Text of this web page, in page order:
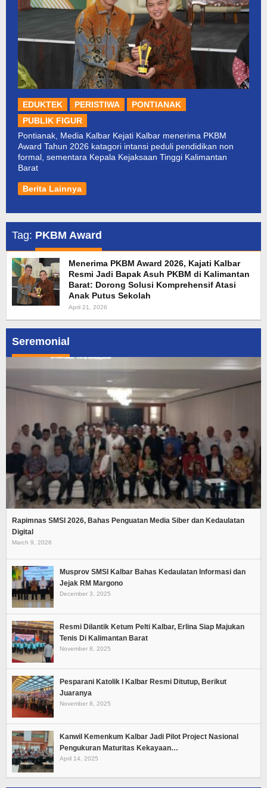
EDUKTEK PERISTIWA
PONTIANAK
PUBLIK FIGUR
Pontianak, Media Kalbar Kejati Kalbar menerima PKBM
Award Tahun 2026 katagori intansi peduli pendidikan non
formal, sementara Kepala Kejaksaan Tinggi Kalimantan
Barat
Berita Lainnya
Seremonial
Rapimnas SMSI 2026, Bahas Penguatan Media Siber dan Kedaulatan
Digital
March 9, 2026
Musprov SMSI Kalbar Bahas Kedaulatan Informasi dan
Jejak RM Margono
December 3, 2025
Resmi Dilantik Ketum Pelti Kalbar, Erlina Siap Majukan
Tenis Di Kalimantan Barat
November 8, 2025
Pesparani Katolik I Kalbar Resmi Ditutup, Berikut
Juaranya
November 8, 2025
Kanwil Kemenkum Kalbar Jadi Pilot Project Nasional
Pengukuran Maturitas Kekayaan…
April 14, 2025
Tag: PKBM Award
Menerima PKBM Award 2026, Kajati Kalbar
Resmi Jadi Bapak Asuh PKBM di Kalimantan
Barat: Dorong Solusi Komprehensif Atasi
Anak Putus Sekolah
April 21, 2026